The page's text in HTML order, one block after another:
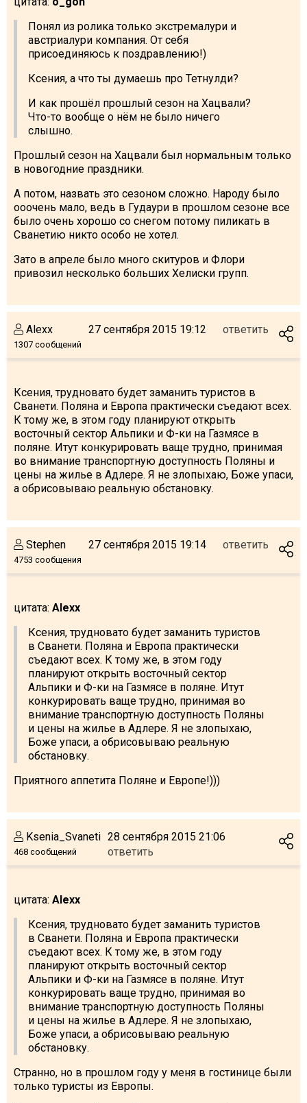
Понял из ролика только экстремалури и
австриалури компания. От себя
присоединяюсь к поздравлению!)
Ксения, а что ты думаешь про Тетнулди?
И как прошёл прошлый сезон на Хацвали?
Что-то вообще о нём не было ничего
слышно.
Прошлый сезон на Хацвали был нормальным только
в новогодние праздники.
А потом, назвать это сезоном сложно. Народу было
ооочень мало, ведь в Гудаури в прошлом сезоне все
было очень хорошо со снегом потому пиликать в
Сванетию никто особо не хотел.
Зато в апреле было много скитуров и Флори
привозил несколько больших Хелиски групп.
Alexx
1307 сообщений
27 сентября 2015 19:12 ответить
Ксения, трудновато будет заманить туристов в
Сванети. Поляна и Европа практически съедают всех.
К тому же, в этом году планируют открыть
восточный сектор Альпики и Ф-ки на Газмясе в
поляне. Итут конкурировать ваще трудно, принимая
во внимание транспортную доступность Поляны и
цены на жилье в Адлере. Я не злопыхаю, Боже упаси,
а обрисовываю реальную обстановку.
Stephen
4753 сообщения
27 сентября 2015 19:14 ответить
цитата: Alexx
Ксения, трудновато будет заманить туристов
в Сванети. Поляна и Европа практически
съедают всех. К тому же, в этом году
планируют открыть восточный сектор
Альпики и Ф-ки на Газмясе в поляне. Итут
конкурировать ваще трудно, принимая во
внимание транспортную доступность Поляны
и цены на жилье в Адлере. Я не злопыхаю,
Боже упаси, а обрисовываю реальную
обстановку.
Приятного аппетита Поляне и Европе!)))
Ksenia_Svaneti
468 сообщений
28 сентября 2015 21:06
ответить
цитата: Alexx
Ксения, трудновато будет заманить туристов
в Сванети. Поляна и Европа практически
съедают всех. К тому же, в этом году
планируют открыть восточный сектор
Альпики и Ф-ки на Газмясе в поляне. Итут
конкурировать ваще трудно, принимая во
внимание транспортную доступность Поляны
и цены на жилье в Адлере. Я не злопыхаю,
Боже упаси, а обрисовываю реальную
обстановку.
Странно, но в прошлом году у меня в гостинице были
только туристы из Европы.